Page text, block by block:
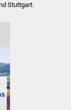
Integration
Stuttgart.